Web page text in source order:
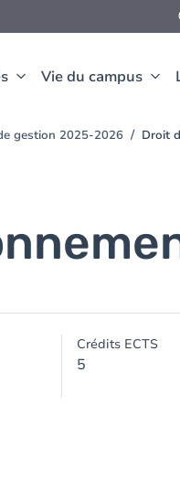
Vie du campus
gestion 2025-2026 Droit
Crédits ECTS
5